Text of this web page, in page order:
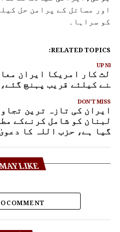
اور مسائل کے پرامن حل
کو سراہا۔
RELATED TOPICS:
UP
کار امریکا ایران
کیلئے قریب پہنچ
DON'T MISS
ایران کی تازہ ترین
لبنان کو شامل کرنےکے
گیا ہے، حزب اللہ کا
LIKE
COMMENT